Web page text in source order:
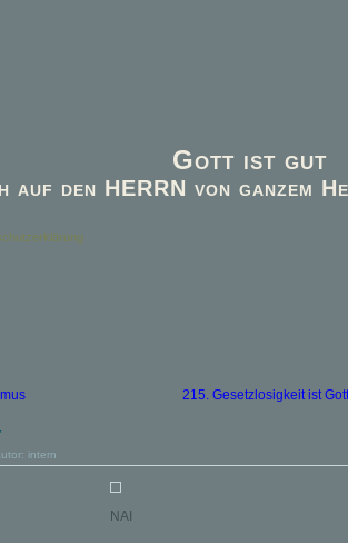
Gott ist gut
den HERRN von ganzem
215. Gesetzlosigkeit ist
intern
NAI